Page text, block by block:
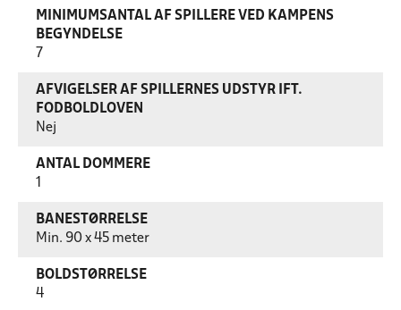
MINIMUMSANTAL AF SPILLERE VED KAMPENS
BEGYNDELSE
7
AFVIGELSER AF SPILLERNES UDSTYR IFT.
FODBOLDLOVEN
Nej
ANTAL DOMMERE
BANESTØRRELSE
Min. 90 x 45 meter
BOLDSTØRRELSE
4